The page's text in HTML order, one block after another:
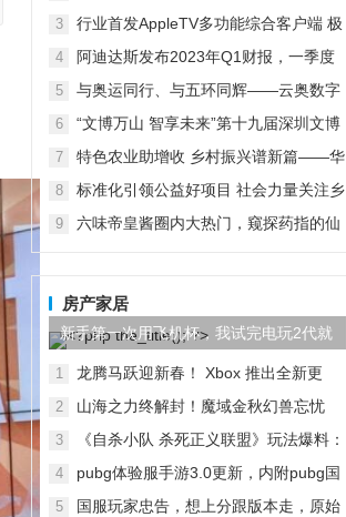
3
行业首发AppleTV多功能综合客户端 极
4
阿迪达斯发布2023年Q1财报，一季度
5
与奥运同行、与五环同辉——云奥数字
6
“文博万山 智享未来”第十九届深圳文博
7
特色农业助增收 乡村振兴谱新篇——华
8
标准化引领公益好项目 社会力量关注乡
9
六味帝皇酱圈内大热门，窥探药指的仙
房产家居
新手第一次用飞机杯，我试完电玩2代就
回不去了！
1
龙腾马跃迎新春！ Xbox 推出全新更
App
2
山海之力终解封！魔域金秋幻兽忘忧
3
《自杀小队 杀死正义联盟》玩法爆料：
4
pubg体验服手游3.0更新，内附pubg国
5
国服玩家忠告，想上分跟版本走，原始